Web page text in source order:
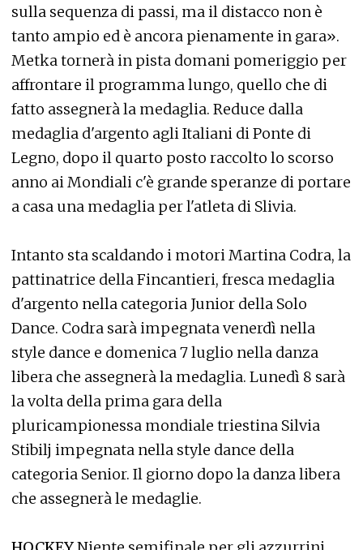
sulla sequenza di passi, ma il distacco non è
tanto ampio ed è ancora pienamente in gara».
Metka tornerà in pista domani pomeriggio per
affrontare il programma lungo, quello che di
fatto assegnerà la medaglia. Reduce dalla
medaglia d'argento agli Italiani di Ponte di
Legno, dopo il quarto posto raccolto lo scorso
anno ai Mondiali c'è grande speranze di portare
a casa una medaglia per l'atleta di Slivia.
Intanto sta scaldando i motori Martina Codra, la
pattinatrice della Fincantieri, fresca medaglia
d'argento nella categoria Junior della Solo
Dance. Codra sarà impegnata venerdì nella
style dance e domenica 7 luglio nella danza
libera che assegnerà la medaglia. Lunedì 8 sarà
la volta della prima gara della
pluricampionessa mondiale triestina Silvia
Stibilj impegnata nella style dance della
categoria Senior. Il giorno dopo la danza libera
che assegnerà le medaglie.